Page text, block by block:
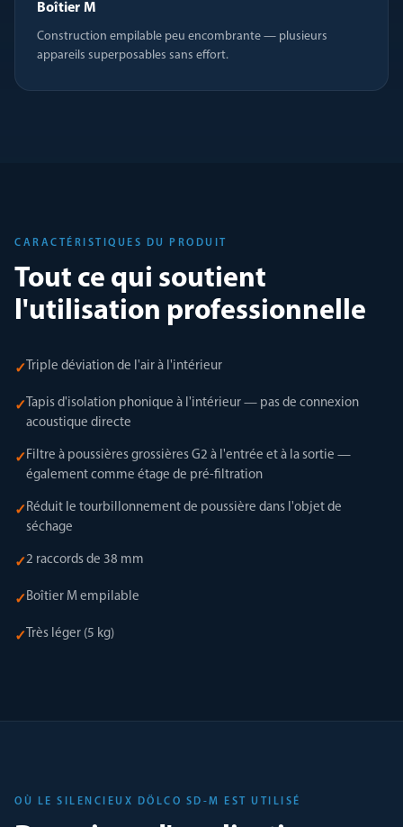
Boîtier M
Construction empilable peu encombrante — plusieurs
appareils superposables sans effort.
CARACTÉRISTIQUES DU PRODUIT
Tout ce qui soutient
l'utilisation professionnelle
✓ Triple déviation de l'air à l'intérieur
✓ Tapis d'isolation phonique à l'intérieur — pas de connexion
acoustique directe
✓ Filtre à poussières grossières G2 à l'entrée et à la sortie —
également comme étage de pré-filtration
✓ Réduit le tourbillonnement de poussière dans l'objet de
séchage
✓2 raccords de 38 mm
✓ Boîtier M empilable
✓ Très léger (5 kg)
OÙ LE SILENCIEUX DÖLCO SD-M EST UTILISÉ